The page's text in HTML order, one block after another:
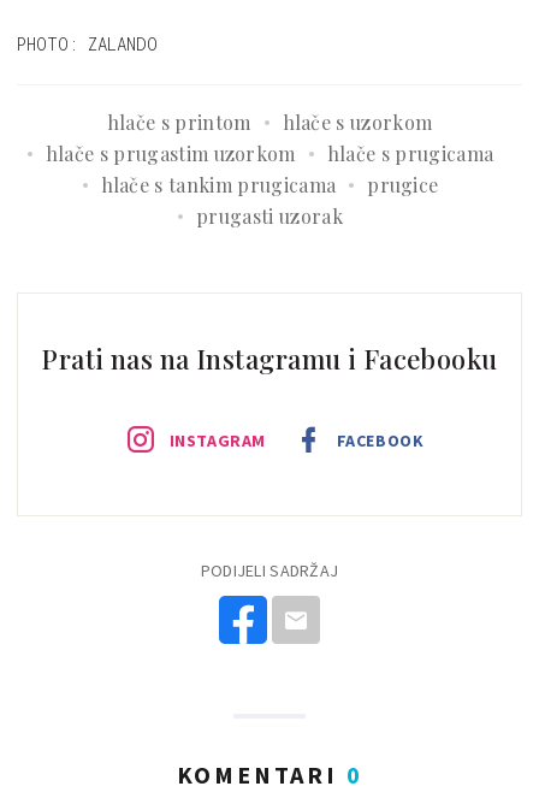
PHOTO: ZALANDO
hlače s printom
hlače s uzorkom
hlače s prugastim uzorkom
hlače s prugicama
hlače s tankim prugicama
prugice
prugasti uzorak
Prati nas na Instagramu i Facebooku
INSTAGRAM FACEBOOK
PODIJELI SADRŽAJ
KOMENTARI 0